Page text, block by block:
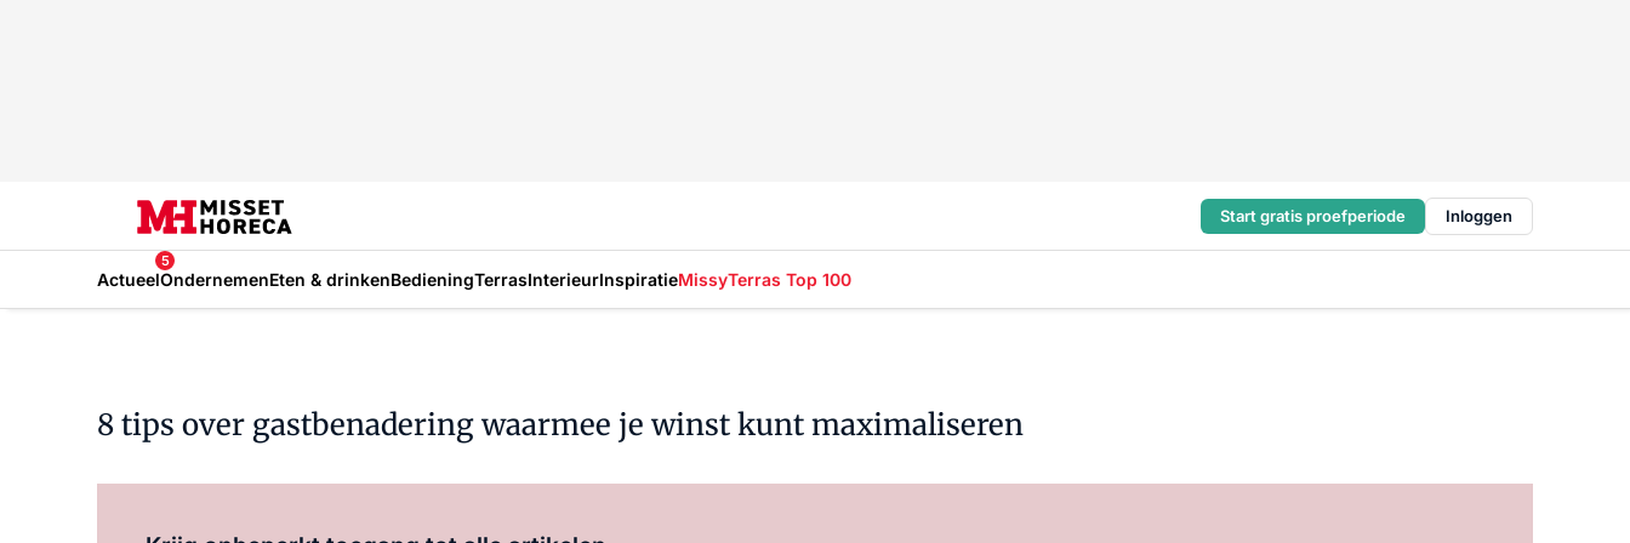
Start gratis proefperiode Inloggen
Actueel
5
OndernemenEten & drinkenBedieningTerrasInterieurInspiratieMissyTerras Top 100
8 tips over gastbenadering waarmee je winst kunt maximaliseren